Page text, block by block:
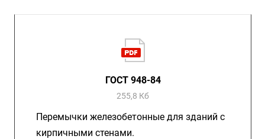
ГОСТ 948-84
255,8 Кб
Перемычки железобетонные для зданий с
кирпичными стенами.